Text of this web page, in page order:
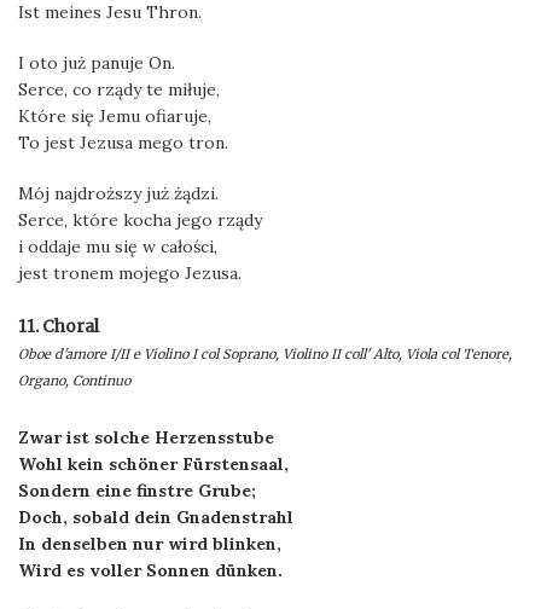
Ist meines Jesu Thron.
I oto już panuje On.
Serce, co rządy te miłuje,
Które się Jemu ofiaruje,
To jest Jezusa mego tron.
Mój najdroższy już żądzi.
Serce, które kocha jego rządy
i oddaje mu się w całości,
jest tronem mojego Jezusa.
11. Choral
Oboe d'amore I/II e Violino I col Soprano, Violino II coll' Alto, Viola col Tenore,
Organo, Continuo
Zwar ist solche Herzensstube
Wohl kein schöner Fürstensaal,
Sondern eine finstre Grube;
Doch, sobald dein Gnadenstrahl
In denselben nur wird blinken,
Wird es voller Sonnen dünken.